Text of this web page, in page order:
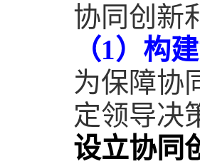
协同创新
（1）构
为保障协
定领导决
设立协同